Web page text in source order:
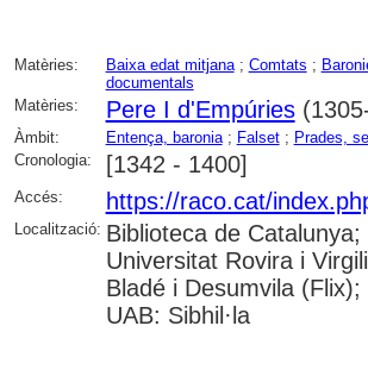
Matèries: Baixa edat mitjana; Comtats ;
documentals
Matèries:
Pere I d'Empúries
Àmbit: Entença, baronia; Falset; Prades,
Cronologia:
[1342 - 1400]
Accés: https://raco.cat/
Localització: Biblioteca de
Universitat Rovira i
Bladé i Desumvila
UAB: Sibhil·la